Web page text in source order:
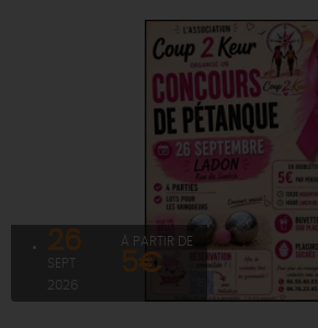
26
SEPT
2026
À PARTIR DE
5€